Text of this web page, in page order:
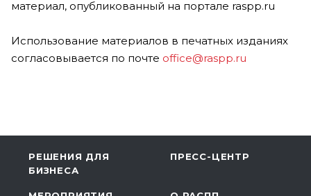
материал, опубликованный на портале raspp.ru
Использование материалов в печатных изданиях
согласовывается по почте office@raspp.ru
РЕШЕНИЯ ДЛЯ
БИЗНЕСА
ПРЕСС-ЦЕНТР